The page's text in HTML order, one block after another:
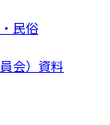
民俗
会）資料